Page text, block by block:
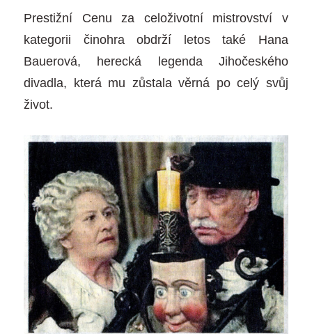
Prestižní Cenu za celoživotní mistrovství v
kategorii činohra obdrží letos také Hana
Bauerová, herecká legenda Jihočeského
divadla, která mu zůstala věrná po celý svůj
život.